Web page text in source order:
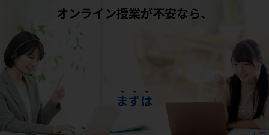
オンライン授業が不安なら、
まず は